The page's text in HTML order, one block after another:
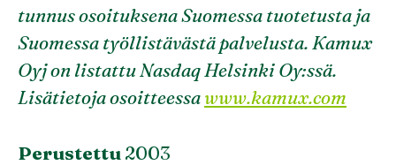
tunnus osoituksena Suomessa tuotetusta ja
Suomessa työllistävästä palvelusta. Kamux
Oyj on listattu Nasdaq Helsinki Oy:ssä.
Lisätietoja osoitteessawww.kamux.com
Perustettu 2003